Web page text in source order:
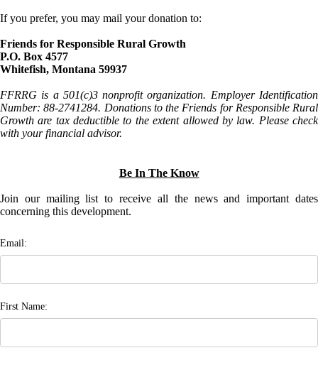
If you prefer, you may mail your donation to:
Friends for Responsible Rural Growth
P.O. Box 4577
Whitefish, Montana 59937
FFRRG is a 501(c)3 nonprofit organization. Employer Identification
Number: 88-2741284. Donations to the Friends for Responsible Rural
Growth are tax deductible to the extent allowed by law. Please check
with your financial advisor.
Be In The Know
Join our mailing list to receive all the news and important dates
concerning this development.
Email:
First Name: